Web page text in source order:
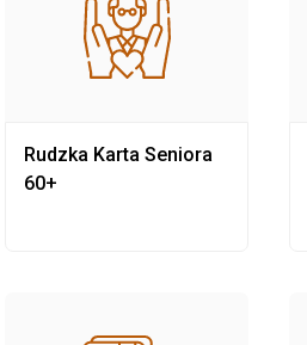
Rudzka Karta Seniora
60+